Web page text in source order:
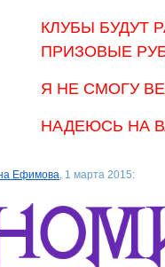
КЛУБЫ БУДУТ
ПРИЗОВЫЕ
Я НЕ СМОГУ
НАДЕЮСЬ НА
Ефимова, 1 марта 2015: